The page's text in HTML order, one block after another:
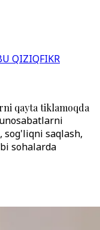
QIZIQFIKR
qayta tiklamoqda
saqlash,
sohalarda